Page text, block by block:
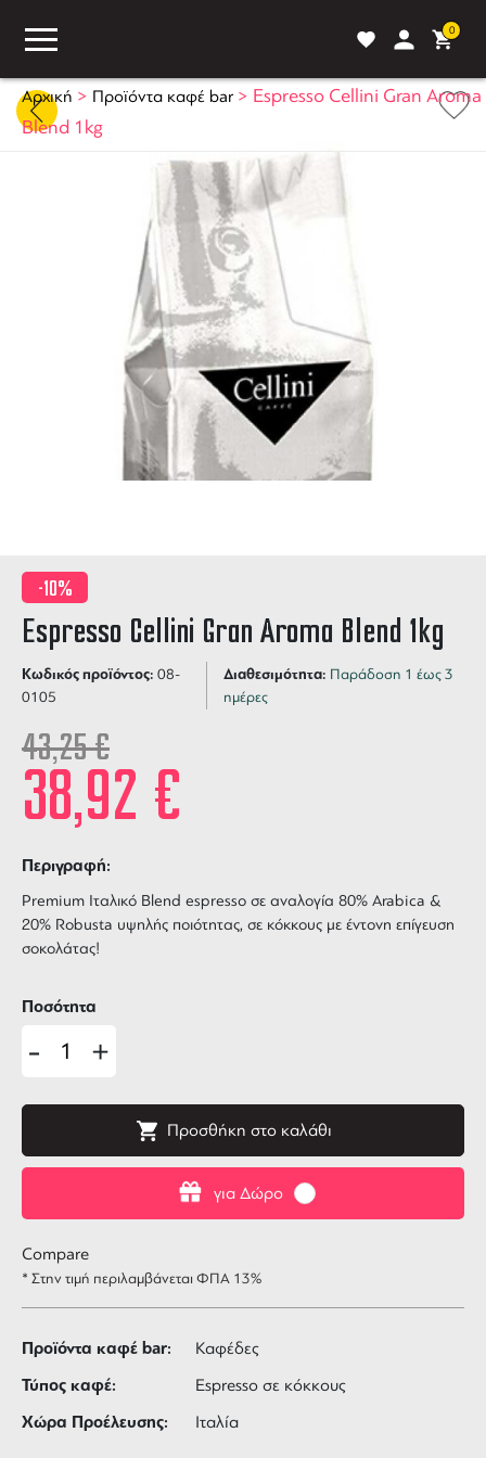
0
ΣΥΓΚΡΙΣΗ
Αρχική > Προϊόντα καφέ bar> Espresso Cellini Gran Aroma
Blend 1kg
-10%
Espresso Cellini Gran Aroma Blend 1kg
Κωδικός προϊόντος: 08-
0105
Διαθεσιμότητα: Παράδοση 1 έως 3
ημέρες
43,25€
38,92 €
Περιγραφή:
Premium Ιταλικό Blend espresso σε αναλογία 80% Arabica &
20% Robusta υψηλής ποιότητας, σε κόκκους με έντονη επίγευση
σοκολάτας!
για Δώρο
Ποσότητα
- +
Προσθήκη στο καλάθι
Compare
* Στην τιμή περιλαμβάνεται ΦΠΑ 13%
Προϊόντα καφέ bar: Καφέδες
Τύπος καφέ: Espresso σε κόκκους
Χώρα Προέλευσης: Ιταλία